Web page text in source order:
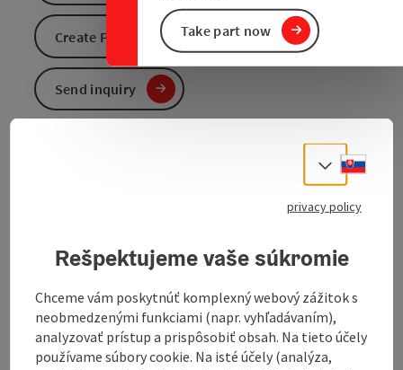
Take part now
the Tießenbach. From the car park, drive a short
forest road branches off to the left. From here you
follow this forest road according to the signs for
about 6.5 km and about 700 meters up to the turning
point 200 m below the Hochsalm summit. The
Create PDF
Send inquiry
Select
privacy policy
Rešpektujeme vaše súkromie
Chceme vám poskytnúť komplexný webový zážitok s
neobmedzenými funkciami (napr. vyhľadávaním),
analyzovať prístup a prispôsobiť obsah. Na tieto účely
používame súbory cookie. Na isté účely (analýza,